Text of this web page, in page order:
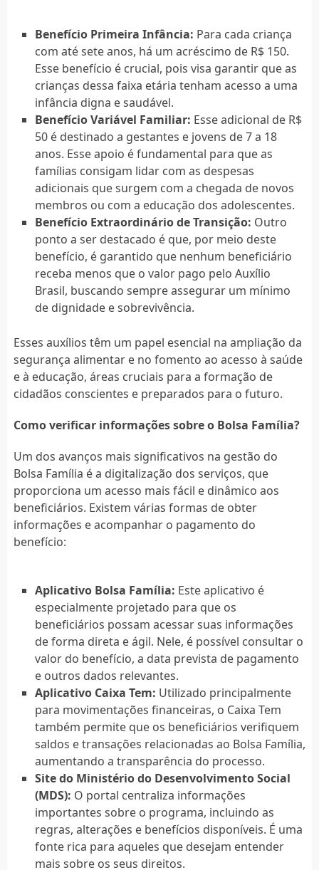
Benefício Primeira Infância: Para cada criança
com até sete anos, há um acréscimo de R$ 150.
Esse benefício é crucial, pois visa garantir que as
crianças dessa faixa etária tenham acesso a uma
infância digna e saudável.
Benefício Variável Familiar: Esse adicional de R$
50 é destinado a gestantes e jovens de 7 a 18
anos. Esse apoio é fundamental para que as
famílias consigam lidar com as despesas
adicionais que surgem com a chegada de novos
membros ou com a educação dos adolescentes.
Benefício Extraordinário de Transição: Outro
ponto a ser destacado é que, por meio deste
benefício, é garantido que nenhum beneficiário
receba menos que o valor pago pelo Auxílio
Brasil, buscando sempre assegurar um mínimo
de dignidade e sobrevivência.
Esses auxílios têm um papel esencial na ampliação da
segurança alimentar e no fomento ao acesso à saúde
e à educação, áreas cruciais para a formação de
cidadãos conscientes e preparados para o futuro.
Como verificar informações sobre o Bolsa Família?
Um dos avanços mais significativos na gestão do
Bolsa Família é a digitalização dos serviços, que
proporciona um acesso mais fácil e dinâmico aos
beneficiários. Existem várias formas de obter
informações e acompanhar o pagamento do
benefício:
Aplicativo Bolsa Família: Este aplicativo é
especialmente projetado para que os
beneficiários possam acessar suas informações
de forma direta e ágil. Nele, é possível consultar o
valor do benefício, a data prevista de pagamento
e outros dados relevantes.
Aplicativo Caixa Tem: Utilizado principalmente
para movimentações financeiras, o Caixa Tem
também permite que os beneficiários verifiquem
saldos e transações relacionadas ao Bolsa Família,
aumentando a transparência do processo.
Site do Ministério do Desenvolvimento Social
(MDS): O portal centraliza informações
importantes sobre o programa, incluindo as
regras, alterações e benefícios disponíveis. É uma
fonte rica para aqueles que desejam entender
mais sobre os seus direitos.